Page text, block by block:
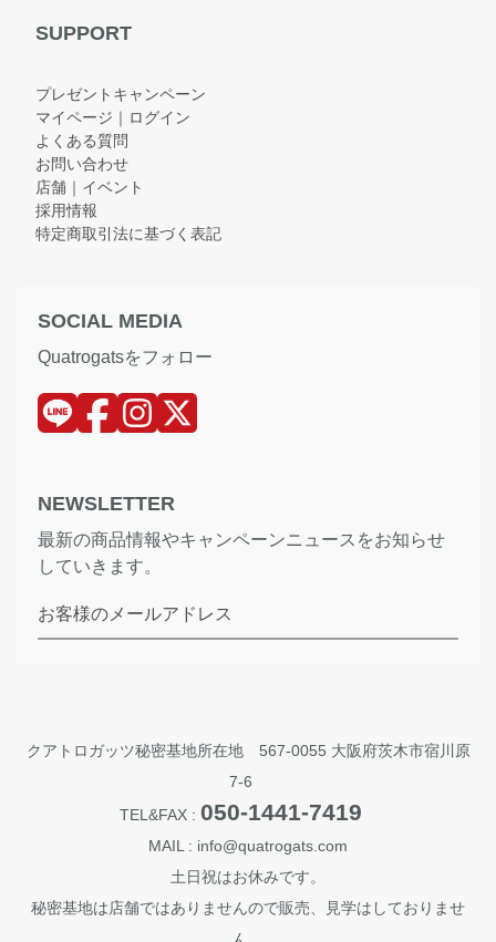
SUPPORT
プレゼントキャンペーン
マイページ｜ログイン
よくある質問
お問い合わせ
店舗｜イベント
採用情報
特定商取引法に基づく表記
SOCIAL MEDIA
Quatrogatsをフォロー
NEWSLETTER
最新の商品情報やキャンペーンニュースをお知らせ
していきます。
お客様のメールアドレス
クアトロガッツ秘密基地所在地 567-0055 大阪府茨木市宿川原
7-6
TEL&FAX : 050-1441-7419
MAIL : info@quatrogats.com
土日祝はお休みです。
秘密基地は店舗ではありませんので販売、見学はしておりませ